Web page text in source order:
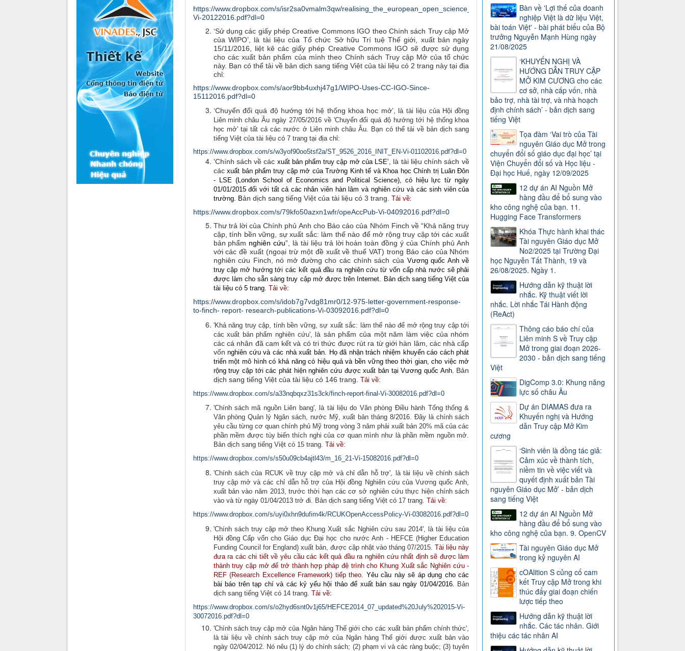
https://www.dropbox.com/s/isr2sa0vmalm3qw/realising_the_european_open_science_cloud_2016-
Vi-20122016.pdf?dl=0
‘Sử dụng các giấy phép Creative Commons IGO theo Chính sách Truy cập Mở
của WIPO’, là tài liệu của Tổ chức Sở hữu Trí tuệ Thế giới, xuất bản ngày
15/11/2016, liệt kê các giấy phép Creative Commons IGOsẽ được sử dụng
cho các xuất bản phẩm của mình theo Chính sách Truy cập Mở của tổ chức
này. Bạn có thể tải về bản dịch sang tiếng Việt của tài liệu có 2 trang này tại địa
chỉ:
https://www.dropbox.com/s/aor9bb4uxhj47g1/WIPO-Uses-CC-IGO-Since-
15112016.pdf?dl=0
‘Chuyển đổi quá độ hướng tới hệ thống khoa học mở’, là tài liệu của Hội đồng
Liên minh châu Âu ngày 27/05/2016 về 'Chuyển đổi quá độ hướng tới hệ thống khoa
học mở' tại tất cả các nước ở Liên minh châu Âu. Bạn có thể tải về bản dịch sang
tiếng Việt của tài liệu có 7 trang tại địa chỉ:
https://www.dropbox.com/s/w3yof90oo5tsf2a/ST_9526_2016_INIT_EN-Vi-01102016.pdf?dl=0
'Chính sách về các xuất bản phẩmtruy cập mở của LSE', là tài liệu chính sách về
cácxuất bản phẩmtruy cập mở của Trường Kinh tế và Khoa học Chính trị Luân Đôn
- LSE (London School of Economics and Political Science), có hiệu lực từ ngày
01/01/2015 đối với tất cả các nhân viên hàn lâm và nghiên cứu và các sinh viên của
trường. Bản dịch sang tiếng Việt của tài liệu có 3 trang. Tải về:
https://www.dropbox.com/s/79kfo50azxn1wfr/opeAccPub-Vi-04092016.pdf?dl=0
Thư trả lời của Chính phủ Anh cho Báo cáo của Nhóm Finch về “Khả năng truy
cập, tính bền vững, sự xuất sắc: làm thế nào để mở rộng truy cập tới các xuất
bản phẩm nghiên cứu”, là tài liệu trả lời hoàn toàn đồng ý của Chính phủ Anh
với các đề xuất (ngoại trừ một đề xuất về thuế VAT) trong Báo cáo của Nhóm
nghiên cứu Finch, nó mở đường cho các chính sách của Vương quốc Anh về
truy cập mở hướng tới các kết quả đầu ra nghiên cứu từ vốn cấp nhà nước sẽ phải
được làm cho sẵn sàng truy cập mở được trên Internet. Bản dịch sang tiếng Việt của
tài liệu có 5 trang. Tải về:
https://www.dropbox.com/s/idob7g7vdg81mr0/12-975-letter-government-response-
to-finch- report- research-publications-Vi-03092016.pdf?dl=0
'Khả năng truy cập, tính bền vững, sự xuất sắc: làm thế nào để mở rộng truy cập tới
các xuất bản phẩm nghiên cứu', là sản phẩm của một năm làm việc của nhóm
các cá nhân đã cam kết và có tri thức được rút ra từ giới hàn lâm, các nhà cấp
vốnnghiên cứu và các nhà xuất bản. Họ đã nhận trách nhiệm khuyến cáo cách phát
triển một mô hình có khả năng có hiệu quả và bền vững theo thời gian, cho việc mở
rộng truy cập tới các phát hiện nghiên cứu được xuất bản tại Vương quốc Anh. Bản
dịch sang tiếng Việt của tài liệu có 146 trang. Tải về:
https://www.dropbox.com/s/a33nqbqxz31s3ck/finch-report-final-Vi-30082016.pdf?dl=0
'Chính sách mã nguồn Liên bang', là tài liệu do Văn phòng Điều hành Tổng thống &
Văn phòng Quản lý Ngân sách, nước Mỹ, xuất bản tháng 8/2016. Đây là chính sách
yêu cầu từng cơ quan chính phủ Mỹ trong vòng 3 năm phải xuất bản 20% mã của các
phần mềm được tùy biến thích nghi của cơ quan mình như là phần mềm nguồn mở.
Bản dịch sang tiếng Việt có 15 trang. Tải về:
https://www.dropbox.com/s/s50u09cb4ajtl43/m_16_21-Vi-15082016.pdf?dl=0
'Chính sách của RCUK về truy cập mở và chỉ dẫn hỗ trợ', là tài liệu về chính sách
truy cập mở và các chỉ dẫn hỗ trợ của Hội đồng Nghiên cứu của Vương quốc Anh,
xuất bản vào năm 2013, trước thời hạn các cơ sở nghiên cứu thực hiện chính sách
vào và từ ngày 01/04/2013 trở đi. Bản dịch sang tiếng Việt có 17 trang. Tải về:
https://www.dropbox.com/s/uyi0xhn9dufim4k/RCUKOpenAccessPolicy-Vi-03082016.pdf?dl=0
'Chính sách truy cập mở theo Khung Xuất sắc Nghiên cứu sau 2014', là tài liệu của
Hội đồng Cấp vốn cho Giáo dục Đại học cho nước Anh - HEFCE (Higher Education
Funding Council for England) xuất bản, được cập nhật vào tháng 07/2015.Tài liệu này
đưa ra các chi tiết về yêu cầu các kết quả đầu ra nghiên cứu nhất định sẽ được làm
thành truy cập mở để trở thành hợp pháp đệ trình cho Khung Xuất sắc Nghiên cứu -
REF (Research Excellence Framework) tiếp theo.
Yêu cầu này sẽ áp dụng cho các
bài báo trên tạp chí và các kỷ yếu hội thảo để xuất bản sau ngày 01/04/2016. Bản
dịch sang tiếng Việt có 14 trang. Tải về:
https://www.dropbox.com/s/o2hyd6snt0v1j65/HEFCE2014_07_updated%20July%202015-Vi-
30072016.pdf?dl=0
'Chính sách truy cập mở của Ngân hàng Thế giới cho các xuất bản phẩm chính thức',
là tài liệu về chính sách truy cập mở của Ngân hàng Thế giới được xuất bản vào
ngày 02/04/2012. Nó nêu (1) lý do chính sách; (2) phạm vi và các ràng buộc; (3) tuyên
Bàn về 'Lợi thế của doanh
nghiệp Việt là dữ liệu Việt,
bài toán Việt' - bài phát biểu của Bộ
trưởng Nguyễn Mạnh Hùng ngày
21/08/2025
‘KHUYẾN NGHỊ VÀ
HƯỚNG DẪN TRUY CẬP
MỞ KIM CƯƠNG cho các
cơ sở, nhà cấp vốn, nhà
bảo trợ, nhà tài trợ, và nhà hoạch
định chính sách’ - bản dịch sang
tiếng Việt
Tọa đàm ‘Vai trò của Tài
nguyên Giáo dục Mở trong
chuyển đổi số giáo dục đại học’ tại
Viện Chuyển đổi số và Học liệu -
Đại học Huế, ngày 12/09/2025
12 dự án AI Nguồn Mở
hàng đầu để bổ sung vào
kho công nghệ của bạn. 11.
Hugging Face Transformers
Khóa Thực hành khai thác
Tài nguyên Giáo dục Mở
No2/2025 tại Trường Đại
học Nguyễn Tất Thành, 19 và
26/08/2025. Ngày 1.
Hướng dẫn kỹ thuật lời
nhắc. Kỹ thuật viết lời
nhắc. Lời nhắc Tái Hành động
(ReAct)
Thông cáo báo chí của
Liên minh S về Truy cập
Mở trong giai đoạn 2026-
2030 - bản dịch sang tiếng
Việt
DigComp 3.0: Khung năng
lực số châu Âu
Dự án DIAMAS đưa ra
Khuyến nghị và Hướng
dẫn Truy cập Mở Kim
cương
‘Sinh viên là đồng tác giả:
Cảm xúc về thành tích,
niềm tin về việc viết và
quyết định xuất bản Tài
nguyên Giáo dục Mở’ - bản dịch
sang tiếng Việt
12 dự án AI Nguồn Mở
hàng đầu để bổ sung vào
kho công nghệ của bạn. 9. OpenCV
Tài nguyên Giáo dục Mở
trong kỷ nguyên AI
cOAlition S củng cố cam
kết Truy cập Mở trong khi
thúc đẩy giai đoạn chiến
lược tiếp theo
Hướng dẫn kỹ thuật lời
nhắc. Các tác nhân. Giới
thiệu các tác nhân AI